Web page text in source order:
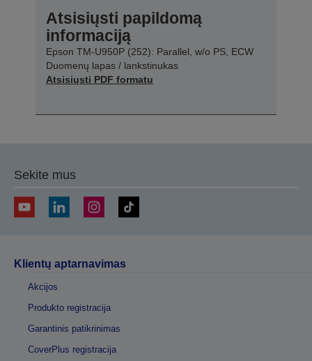
Atsisiųsti papildomą
informaciją
Epson TM-U950P (252): Parallel, w/o PS, ECW
Duomenų lapas / lankstinukas
Atsisiųsti PDF formatu
Sekite mus
Klientų aptarnavimas
Akcijos
Produkto registracija
Garantinis patikrinimas
CoverPlus registracija